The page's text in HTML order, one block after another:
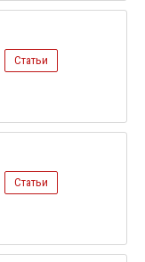
Статьи
Статьи